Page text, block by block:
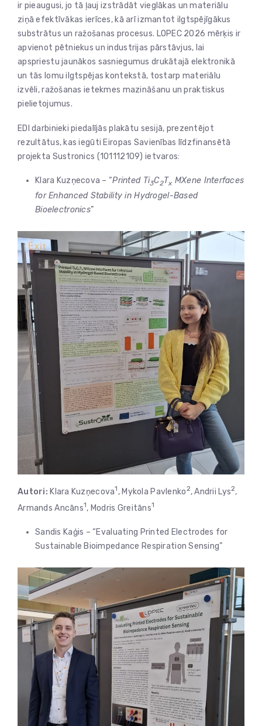
ir pieaugusi, jo tā ļauj izstrādāt vieglākas un materiālu
ziņā efektīvākas ierīces, kā arī izmantot ilgtspējīgākus
substrātus un ražošanas procesus. LOPEC 2026 mērķis ir
apvienot pētniekus un industrijas pārstāvjus, lai
apspriestu jaunākos sasniegumus drukātajā elektronikā
un tās lomu ilgtspējas kontekstā, tostarp materiālu
izvēli, ražošanas ietekmes mazināšanu un praktiskus
pielietojumus.
EDI darbinieki piedalījās plakātu sesijā, prezentējot
rezultātus, kas iegūti Eiropas Savienības līdzfinansētā
projekta Sustronics (101112109) ietvaros:
Klara Kuzņecova – “Printed Ti3C2TxMXene Interfaces
for Enhanced Stability in Hydrogel-Based
Bioelectronics”
Autori: Klara Kuzņecova1 , Mykola Pavlenko2, Andrii Lys2,
Armands Ancāns1, Modris Greitāns1
Sandis Kaģis – “Evaluating Printed Electrodes for
Sustainable Bioimpedance Respiration Sensing”